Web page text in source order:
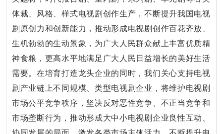
体裁、风格、样式电视剧创作生产，不断提升我国电视
剧原创力和创新能力，推动形成电视剧创作百花齐放、
生机勃勃的生动景象，为广大人民群众献上丰富优质精
神食粮，更高水平地满足广大人民日益增长的美好生活
需要。在培育打造龙头企业的同时，我们关心支持电视
剧产业链上不同规模、类型电视剧企业，将维护电视剧
市场公平竞争秩序，坚决反对恶性竞争、不正当竞争和
市场垄断行为，推动形成大中小电视剧企业良性互动、